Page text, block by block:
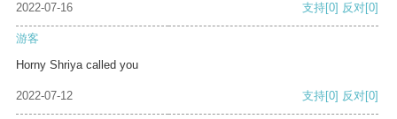
2022-07-16 支持[0] 反对[0]
游客
Horny Shriya called you
2022-07-12 支持[0] 反对[0]